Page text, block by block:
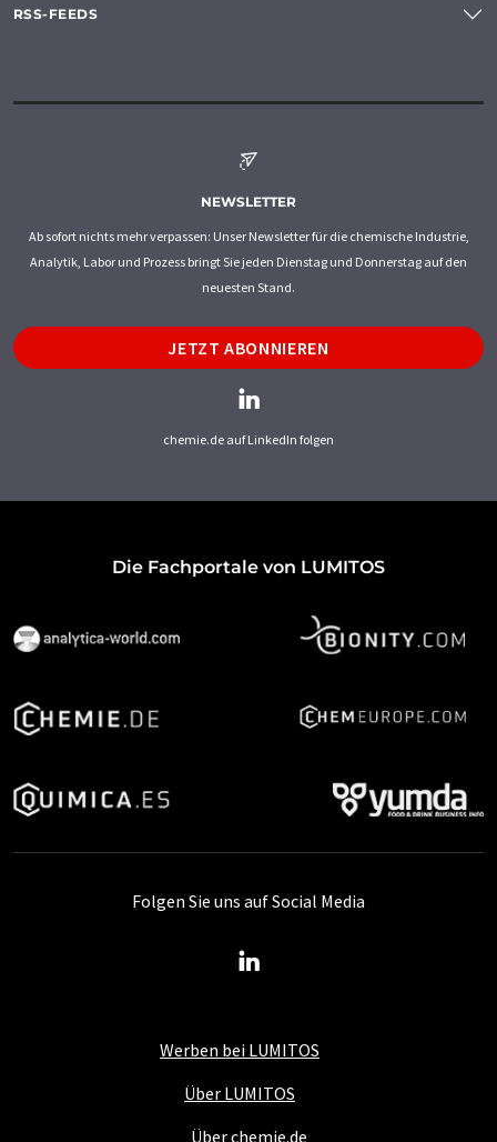
RSS-FEEDS
NEWSLETTER
Ab sofort nichts mehr verpassen: Unser Newsletter für die chemische Industrie,
Analytik, Labor und Prozess bringt Sie jeden Dienstag und Donnerstag auf den
neuesten Stand.
JETZT ABONNIEREN
chemie.de auf LinkedIn folgen
Die Fachportale von LUMITOS
Werben bei LUMITOS
Über LUMITOS
Über chemie.de
Folgen Sie uns auf Social Media